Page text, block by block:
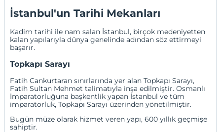
İstanbul'un Tarihi Mekanları
Kadim tarihi ile nam salan İstanbul, birçok medeniyetten
kalan yapılarıyla dünya genelinde adından söz ettirmeyi
başarır.
Topkapı Sarayı
Fatih Cankurtaran sınırlarında yer alan Topkapı Sarayı,
Fatih Sultan Mehmet talimatıyla inşa edilmiştir. Osmanlı
İmparatorluğuna başkentlik yapan İstanbul ve tüm
imparatorluk, Topkapı Sarayı üzerinden yönetilmiştir.
Bugün müze olarak hizmet veren yapı, 600 yıllık geçmişe
sahiptir.